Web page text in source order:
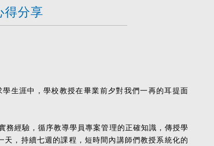
分享
生涯中，學校教授在畢業前夕對我們一再的耳提面
務經驗，循序教導學員專案管理的正確知識，傳授學
，持續七週的課程，短時間內講師們教授系統化的